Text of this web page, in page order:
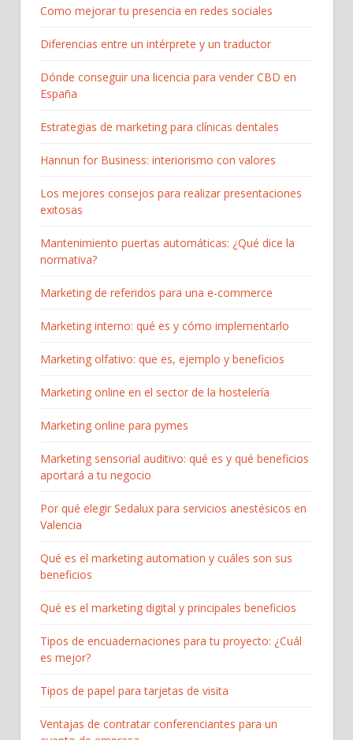
Como mejorar tu presencia en redes sociales
Diferencias entre un intérprete y un traductor
Dónde conseguir una licencia para vender CBD en
España
Estrategias de marketing para clínicas dentales
Hannun for Business: interiorismo con valores
Los mejores consejos para realizar presentaciones
exitosas
Mantenimiento puertas automáticas: ¿Qué dice la
normativa?
Marketing de referidos para una e-commerce
Marketing interno: qué es y cómo implementarlo
Marketing olfativo: que es, ejemplo y beneficios
Marketing online en el sector de la hostelería
Marketing online para pymes
Marketing sensorial auditivo: qué es y qué beneficios
aportará a tu negocio
Por qué elegir Sedalux para servicios anestésicos en
Valencia
Qué es el marketing automation y cuáles son sus
beneficios
Qué es el marketing digital y principales beneficios
Tipos de encuadernaciones para tu proyecto: ¿Cuál
es mejor?
Tipos de papel para tarjetas de visita
Ventajas de contratar conferenciantes para un